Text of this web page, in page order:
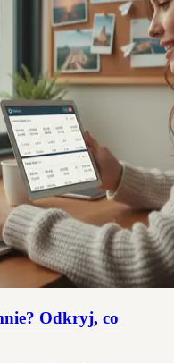
Odkryj, co